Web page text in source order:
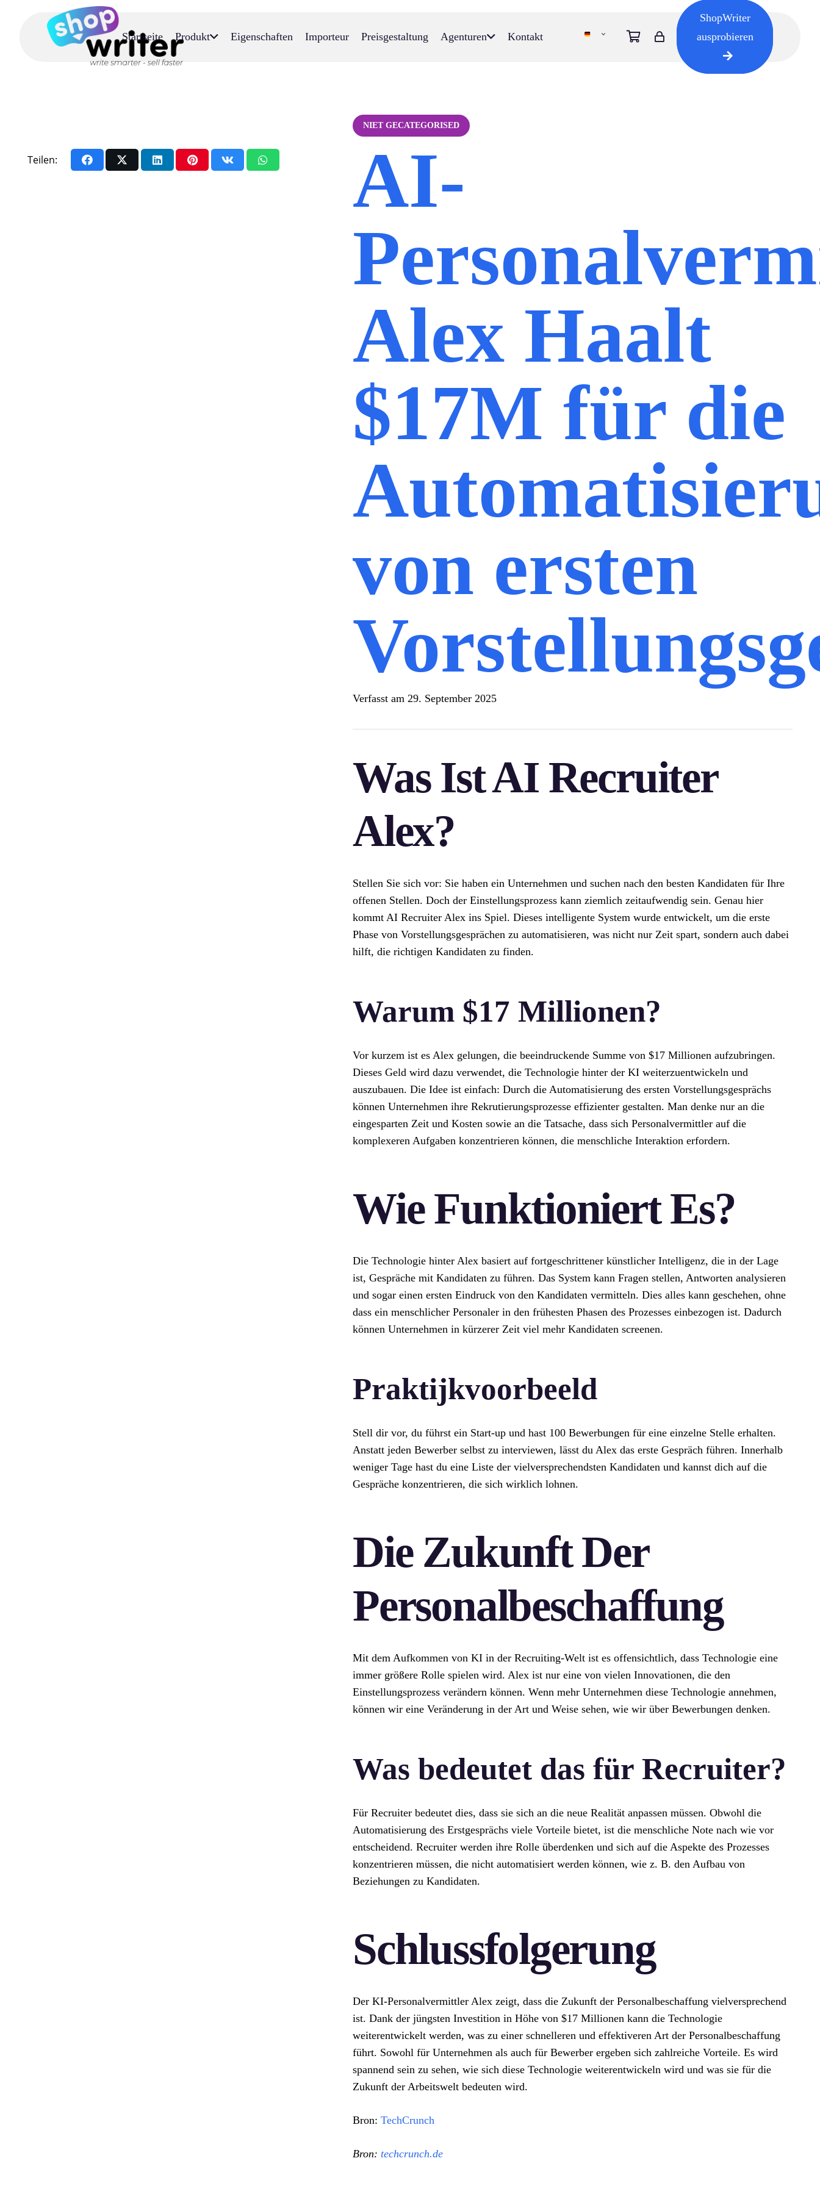
Startseite Produkt Eigenschaften Importeur Preisgestaltung Agenturen Kontakt
ShopWriter
ausprobieren
Teilen:
NIET GECATEGORISED
AI-
Alex Haalt
$17M für die
von ersten
Verfasst am 29. September 2025
Was Ist AI Recruiter
Alex?
Stellen Sie sich vor: Sie haben ein Unternehmen und suchen nach den besten Kandidaten für Ihre
offenen Stellen. Doch der Einstellungsprozess kann ziemlich zeitaufwendig sein. Genau hier
kommt AI Recruiter Alex ins Spiel. Dieses intelligente System wurde entwickelt, um die erste
Phase von Vorstellungsgesprächen zu automatisieren, was nicht nur Zeit spart, sondern auch dabei
hilft, die richtigen Kandidaten zu finden.
Warum $17 Millionen?
Vor kurzem ist es Alex gelungen, die beeindruckende Summe von $17 Millionen aufzubringen.
Dieses Geld wird dazu verwendet, die Technologie hinter der KI weiterzuentwickeln und
auszubauen. Die Idee ist einfach: Durch die Automatisierung des ersten Vorstellungsgesprächs
können Unternehmen ihre Rekrutierungsprozesse effizienter gestalten. Man denke nur an die
eingesparten Zeit und Kosten sowie an die Tatsache, dass sich Personalvermittler auf die
komplexeren Aufgaben konzentrieren können, die menschliche Interaktion erfordern.
Wie Funktioniert Es?
Die Technologie hinter Alex basiert auf fortgeschrittener künstlicher Intelligenz, die in der Lage
ist, Gespräche mit Kandidaten zu führen. Das System kann Fragen stellen, Antworten analysieren
und sogar einen ersten Eindruck von den Kandidaten vermitteln. Dies alles kann geschehen, ohne
dass ein menschlicher Personaler in den frühesten Phasen des Prozesses einbezogen ist. Dadurch
können Unternehmen in kürzerer Zeit viel mehr Kandidaten screenen.
Praktijkvoorbeeld
Stell dir vor, du führst ein Start-up und hast 100 Bewerbungen für eine einzelne Stelle erhalten.
Anstatt jeden Bewerber selbst zu interviewen, lässt du Alex das erste Gespräch führen. Innerhalb
weniger Tage hast du eine Liste der vielversprechendsten Kandidaten und kannst dich auf die
Gespräche konzentrieren, die sich wirklich lohnen.
Die Zukunft Der
Personalbeschaffung
Mit dem Aufkommen von KI in der Recruiting-Welt ist es offensichtlich, dass Technologie eine
immer größere Rolle spielen wird. Alex ist nur eine von vielen Innovationen, die den
Einstellungsprozess verändern können. Wenn mehr Unternehmen diese Technologie annehmen,
können wir eine Veränderung in der Art und Weise sehen, wie wir über Bewerbungen denken.
Was bedeutet das für Recruiter?
Für Recruiter bedeutet dies, dass sie sich an die neue Realität anpassen müssen. Obwohl die
Automatisierung des Erstgesprächs viele Vorteile bietet, ist die menschliche Note nach wie vor
entscheidend. Recruiter werden ihre Rolle überdenken und sich auf die Aspekte des Prozesses
konzentrieren müssen, die nicht automatisiert werden können, wie z. B. den Aufbau von
Beziehungen zu Kandidaten.
Schlussfolgerung
Der KI-Personalvermittler Alex zeigt, dass die Zukunft der Personalbeschaffung vielversprechend
ist. Dank der jüngsten Investition in Höhe von $17 Millionen kann die Technologie
weiterentwickelt werden, was zu einer schnelleren und effektiveren Art der Personalbeschaffung
führt. Sowohl für Unternehmen als auch für Bewerber ergeben sich zahlreiche Vorteile. Es wird
spannend sein zu sehen, wie sich diese Technologie weiterentwickeln wird und was sie für die
Zukunft der Arbeitswelt bedeuten wird.
Bron: TechCrunch
Bron: techcrunch.de